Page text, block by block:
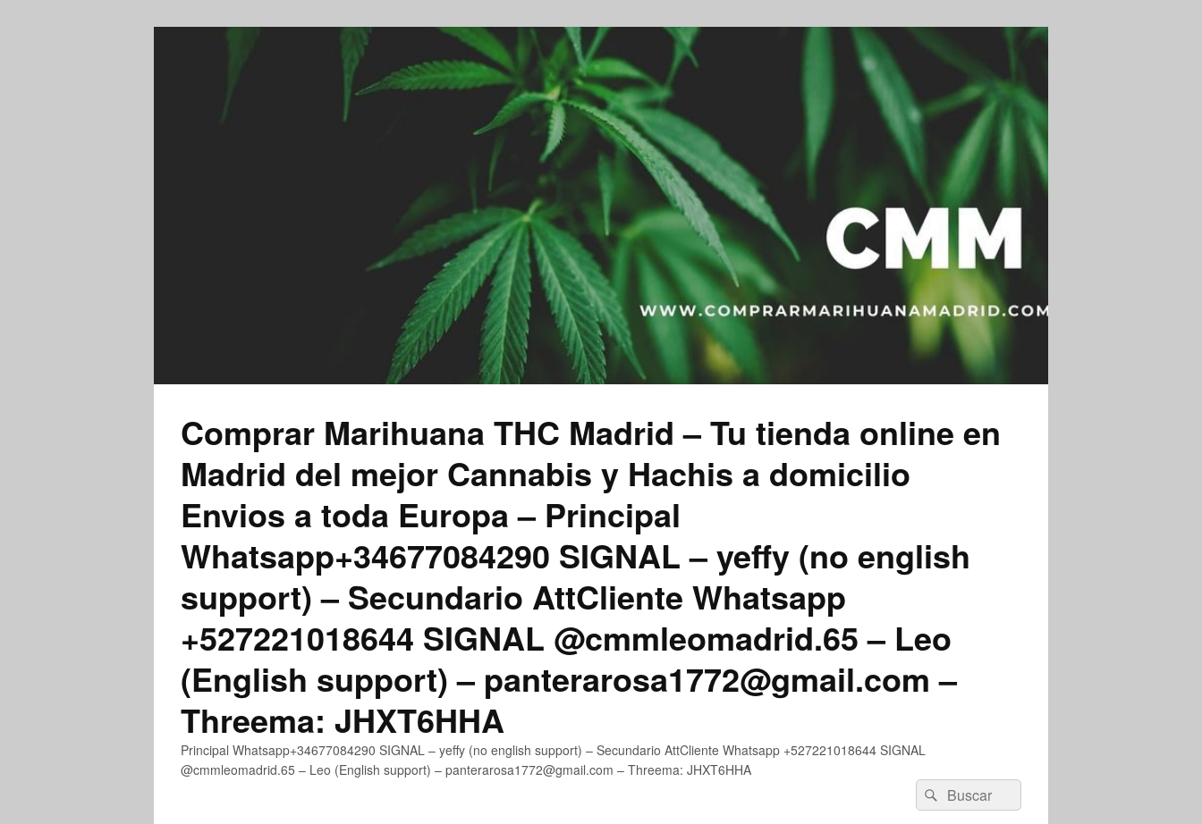
Comprar Marihuana THC Madrid – Tu tienda online en
Madrid del mejor Cannabis y Hachis a domicilio
Envios a toda Europa – Principal
Whatsapp+34677084290 SIGNAL – yeffy (no english
support) – Secundario AttCliente Whatsapp
+527221018644 SIGNAL @cmmleomadrid.65 – Leo
(English support) – panterarosa1772@gmail.com –
Threema: JHXT6HHA
Principal Whatsapp+34677084290 SIGNAL – yeffy (no english support) – Secundario AttCliente Whatsapp +527221018644 SIGNAL
@cmmleomadrid.65 – Leo (English support) – panterarosa1772@gmail.com – Threema: JHXT6HHA
Buscar
por:
Buscar